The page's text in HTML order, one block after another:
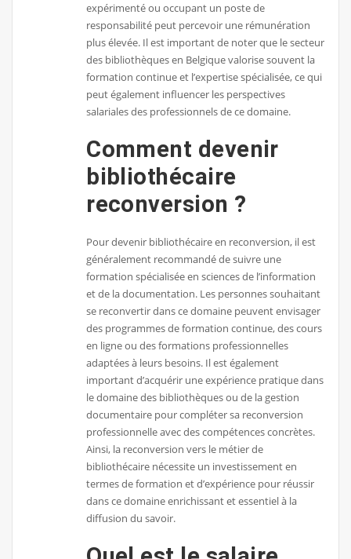
expérimenté ou occupant un poste de
responsabilité peut percevoir une rémunération
plus élevée. Il est important de noter que le secteur
des bibliothèques en Belgique valorise souvent la
formation continue et l’expertise spécialisée, ce qui
peut également influencer les perspectives
salariales des professionnels de ce domaine.
Comment devenir
bibliothécaire
reconversion ?
Pour devenir bibliothécaire en reconversion, il est
généralement recommandé de suivre une
formation spécialisée en sciences de l’information
et de la documentation. Les personnes souhaitant
se reconvertir dans ce domaine peuvent envisager
des programmes de formation continue, des cours
en ligne ou des formations professionnelles
adaptées à leurs besoins. Il est également
important d’acquérir une expérience pratique dans
le domaine des bibliothèques ou de la gestion
documentaire pour compléter sa reconversion
professionnelle avec des compétences concrètes.
Ainsi, la reconversion vers le métier de
bibliothécaire nécessite un investissement en
termes de formation et d’expérience pour réussir
dans ce domaine enrichissant et essentiel à la
diffusion du savoir.